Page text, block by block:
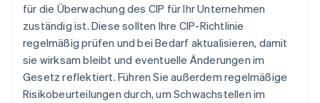
für die Überwachung des CIP für Ihr Unternehmen
zuständig ist. Diese sollten Ihre CIP-Richtlinie
regelmäßig prüfen und bei Bedarf aktualisieren, damit
sie wirksam bleibt und eventuelle Änderungen im
Gesetz reflektiert. Führen Sie außerdem regelmäßige
Risikobeurteilungen durch, um Schwachstellen im